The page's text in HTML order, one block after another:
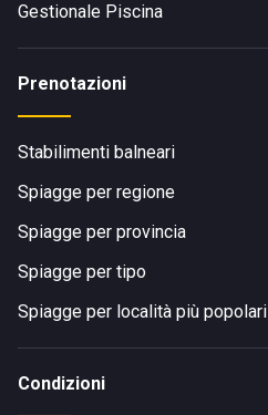
Gestionale Piscina
Prenotazioni
Stabilimenti balneari
Spiagge per regione
Spiagge per provincia
Spiagge per tipo
Spiagge per località più popolari
Condizioni